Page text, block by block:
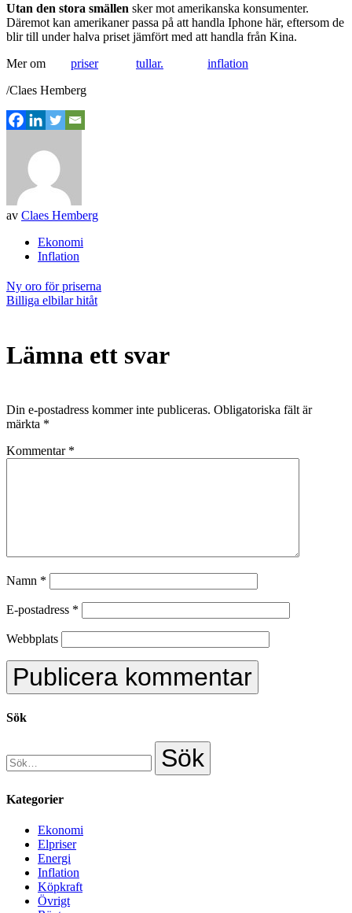
Utan den stora smällen sker mot amerikanska konsumenter.
Däremot kan amerikaner passa på att handla Iphone här, eftersom de
blir till under halva priset jämfört med att handla från Kina.
Mer om priser tullar.
inflation
/Claes Hemberg
av Claes Hemberg
Ekonomi
Inflation
Inläggsnavigering
Ny oro för priserna
Billiga elbilar hitåt
Lämna ett svar
Din e-postadress kommer inte publiceras. Obligatoriska fält är
märkta *
Kommentar *
Namn *
E-postadress *
Webbplats
Sök
Kategorier
Ekonomi
Elpriser
Energi
Inflation
Köpkraft
Övrigt